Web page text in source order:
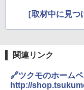
［取材中に見
関連リンク
🔗ツクモのホーム
http://